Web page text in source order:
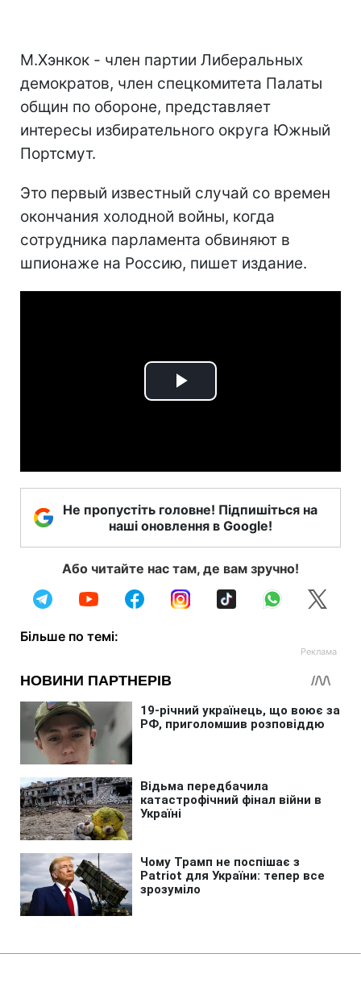
М.Хэнкок - член партии Либеральных
демократов, член спецкомитета Палаты
общин по обороне, представляет
интересы избирательного округа Южный
Портсмут.
Это первый известный случай со времен
окончания холодной войны, когда
сотрудника парламента обвиняют в
шпионаже на Россию, пишет издание.
Play
Не пропустіть головне! Підпишіться на
наші оновлення в Google!
Або читайте нас там, де вам зручно!
Більше по темі: